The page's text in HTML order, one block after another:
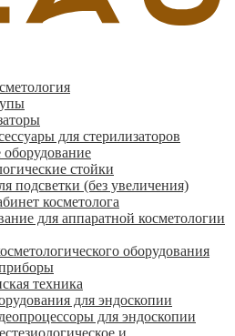
для стерилизаторов
оборудование
стойки
подсветки (без увеличения)
косметолога
для аппаратной косметологии
оборудования
техника
для эндоскопии
для эндоскопии
и